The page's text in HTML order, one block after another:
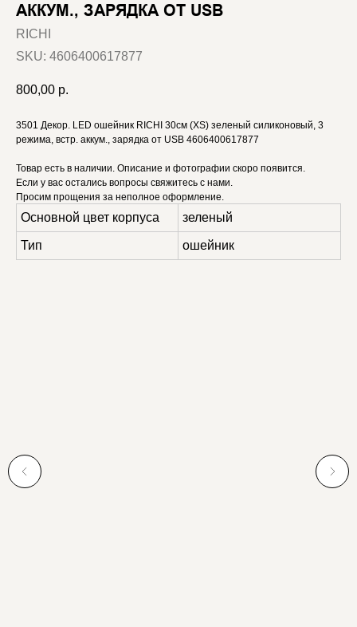
АККУМ., ЗАРЯДКА ОТ USB
RICHI
SKU: 4606400617877
800,00 р.
3501 Декор. LED ошейник RICHI 30см (XS) зеленый силиконовый, 3
режима, встр. аккум., зарядка от USB 4606400617877
Товар есть в наличии. Описание и фотографии скоро появится.
Если у вас остались вопросы свяжитесь с нами.
Просим прощения за неполное оформление.
Основной цвет корпуса зеленый
Тип ошейник